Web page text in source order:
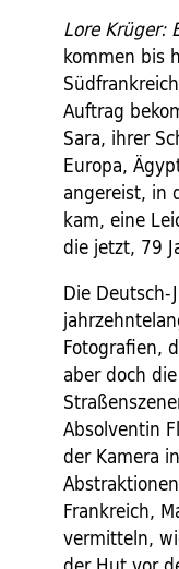
Lore Krüger:
kommen bis
Auftrag
Sara, ihrer
Europa,
angereist, in
kam, eine
die jetzt, 79
Die
Fotografien,
aber doch
Absolventin
der Kamera
Frankreich,
vermitteln,